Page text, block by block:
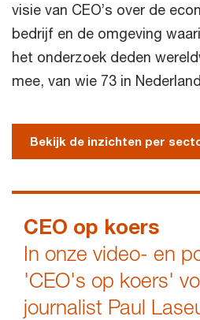
visie van CEO’s over de
bedrijf en de omgeving
het onderzoek deden
mee, van wie 73 in
Bekijk de inzichten per
CEO op koers
In onze video- en
'CEO's op koers'
journalist Paul